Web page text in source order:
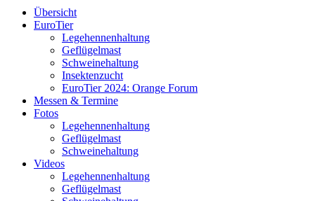
Übersicht
EuroTier
Legehennenhaltung
Geflügelmast
Schweinehaltung
Insektenzucht
EuroTier 2024: Orange Forum
Messen & Termine
Fotos
Legehennenhaltung
Geflügelmast
Schweinehaltung
Videos
Legehennenhaltung
Geflügelmast